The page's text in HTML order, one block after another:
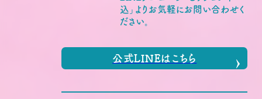
込」よりお気軽にお問い合わせく
ださい。
公式LINEはこちら